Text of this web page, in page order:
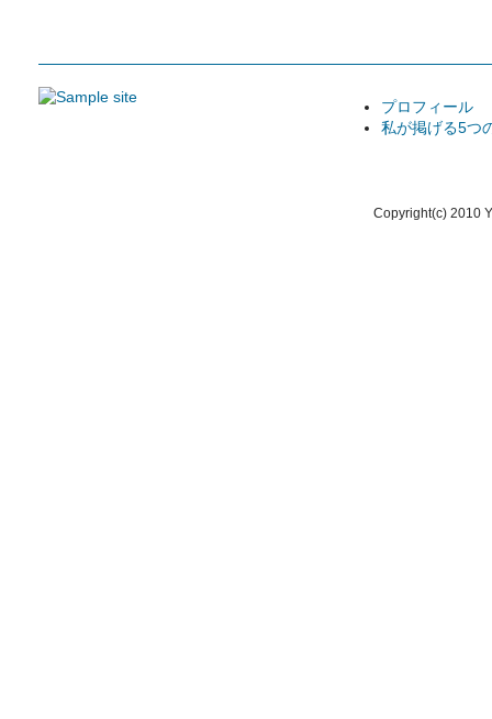
プロフィール
私が掲げる5つ
Copyright(c) 2010